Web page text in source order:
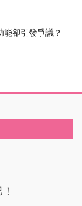
能卻引發爭議？